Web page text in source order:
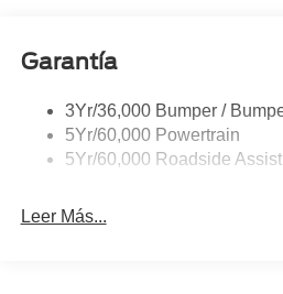
Garantía
3Yr/36,000 Bumper /
5Yr/60,000 Powertrain
5Yr/60,000 Roadside Assist
Leer Más...